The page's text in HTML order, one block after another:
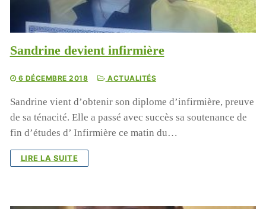
Sandrine devient infirmière
6 DÉCEMBRE 2018 ACTUALITÉS
Sandrine vient d’obtenir son diplome d’infirmière, preuve
de sa ténacité. Elle a passé avec succès sa soutenance de
fin d’études d’ Infirmière ce matin du…
LIRE LA SUITE